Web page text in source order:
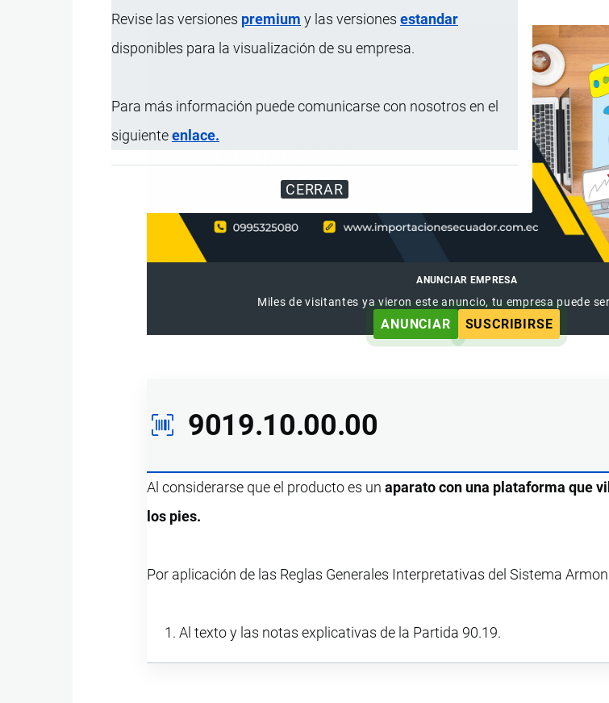
Revise las versiones premium y las versiones estandar
disponibles para la visualización de su empresa.
Para más información puede comunicarse con nosotros en el
siguienteenlace.
CERRAR
ANUNCIAR EMPRESA
Miles de visitantes ya vieron este anuncio, tu empresa puede
ANUNCIAR SUSCRIBIRSE
9019.10.00.00
Al considerarse que el producto es unaparato con una plataforma que
los pies.
Por aplicación de las Reglas Generales Interpretativas del Sistema
Al texto y las notas explicativas de la Partida 90.19.